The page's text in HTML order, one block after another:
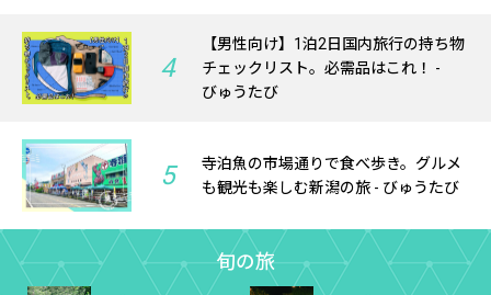
4
【男性向け】1泊2日国内旅行の持ち物
チェックリスト。必需品はこれ！ -
びゅうたび
5
寺泊魚の市場通りで食べ歩き。グルメ
も観光も楽しむ新潟の旅 - びゅうたび
旬の旅